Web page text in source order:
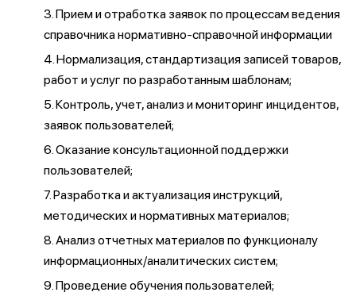
3. Прием и отработка заявок по процессам ведения
справочника нормативно-справочной информации
4. Нормализация, стандартизация записей товаров,
работ и услуг по разработанным шаблонам;
5. Контроль, учет, анализ и мониторинг инцидентов,
заявок пользователей;
6. Оказание консультационной поддержки
пользователей;
7. Разработка и актуализация инструкций,
методических и нормативных материалов;
8. Анализ отчетных материалов по функционалу
информационных/аналитических систем;
9. Проведение обучения пользователей;